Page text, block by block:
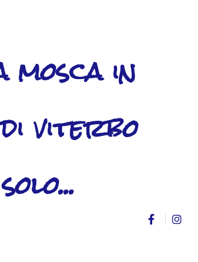
mosca in
viterbo